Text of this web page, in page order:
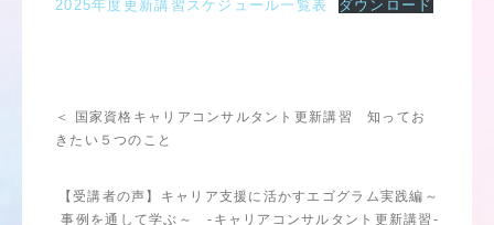
2025年度更新講習スケジュール一覧表 ダウンロード
＜ 国家資格キャリアコンサルタント更新講習 知ってお
きたい５つのこと
【受講者の声】キャリア支援に活かすエゴグラム実践編～
事例を通して学ぶ～ -キャリアコンサルタント更新講習-